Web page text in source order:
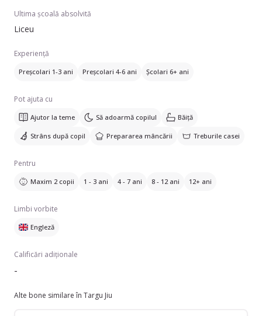
Ultima școală absolvită
Liceu
Experiență
Preșcolari 1-3 ani Preșcolari 4-6 ani Școlari 6+ ani
Pot ajuta cu
Ajutor la teme Să adoarmă copilul Băiță
Strâns după copil Prepararea mâncării Treburile casei
Pentru
Maxim 2 copii 1 - 3 ani 4 - 7 ani 8 - 12 ani 12+ ani
Limbi vorbite
Engleză
Calificări adiționale
-
Alte bone similare în Targu Jiu